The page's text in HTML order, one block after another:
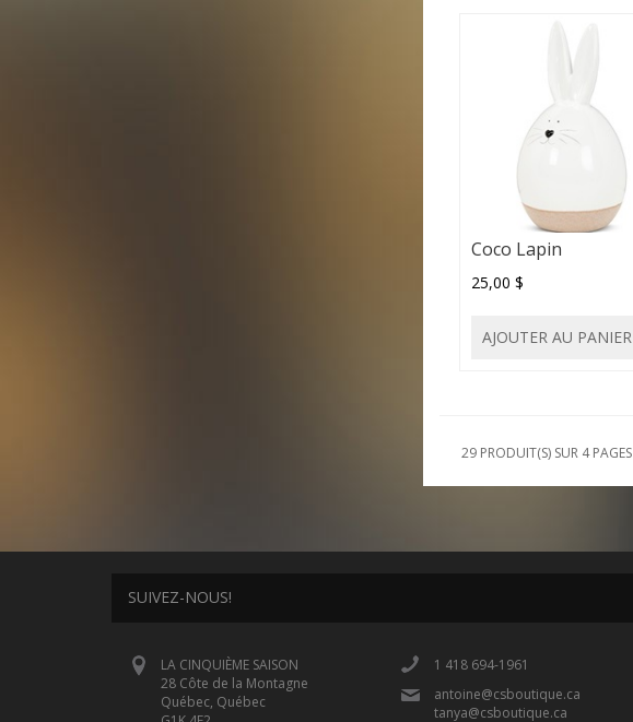
Coco Lapin
25,00 $
AJOUTER AU PANIER
29 PRODUIT(S) SUR 4 PAGES
SUIVEZ-NOUS!
LA CINQUIÈME SAISON
28 Côte de la Montagne
Québec, Québec
1 418 694-1961
antoine@csboutique.ca
tanya@csboutique.ca